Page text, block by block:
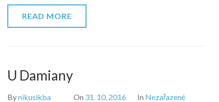
READ MORE
U Damiany
Bynikusikba On 31. 10. 2016 In Nezařazené